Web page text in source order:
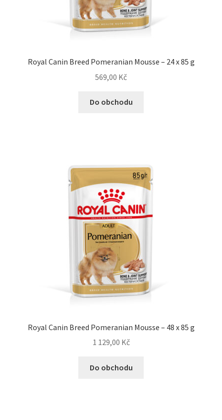
Royal Canin Breed Pomeranian Mousse – 24 x 85 g
569,00 Kč
Do obchodu
Royal Canin Breed Pomeranian Mousse – 48 x 85 g
1 129,00 Kč
Do obchodu